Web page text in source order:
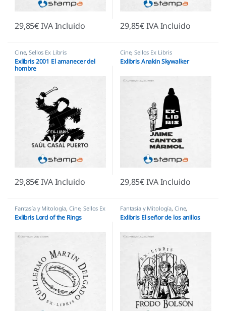
29,85€IVA Incluido 29,85€IVA Incluido
Cine,Sellos Ex Libris
Exlibris 2001 El amanecer del
hombre
29,85€IVA Incluido
Cine,Sellos Ex Libris
Exlibris Anakin Skywalker
29,85€IVA Incluido
Fantasía y Mitología, Cine,Sellos Ex
Libris
Exlibris Lord of the Rings
Fantasía y Mitología, Cine,
Literatura y Escritores Sellos Ex
Libris
Exlibris El señor de los anillos